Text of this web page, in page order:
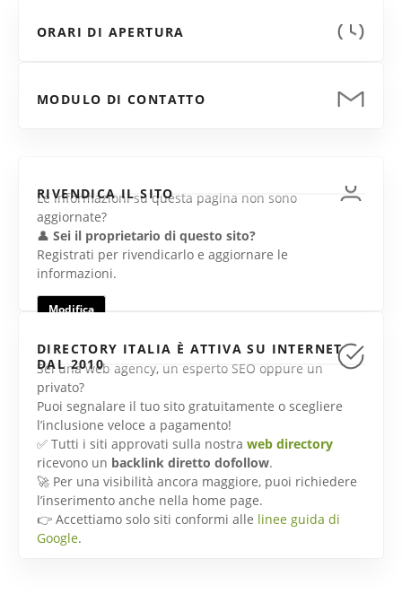
ORARI DI APERTURA
MODULO DI CONTATTO
RIVENDICA IL SITO
Le informazioni su questa pagina non sono
aggiornate?
👤 Sei il proprietario di questo sito?
Registrati per rivendicarlo e aggiornare le
informazioni.
Modifica
DIRECTORY ITALIA È ATTIVA SU INTERNET
DAL 2010
Sei una web agency, un esperto SEO oppure un
privato?
Puoi segnalare il tuo sito gratuitamente o scegliere
l’inclusione veloce a pagamento!
✅ Tutti i siti approvati sulla nostra web directory
ricevono un backlink diretto dofollow.
🚀 Per una visibilità ancora maggiore, puoi richiedere
l’inserimento anche nella home page.
👉 Accettiamo solo siti conformi alle linee guida di
Google.